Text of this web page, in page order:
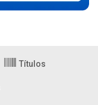
Títulos